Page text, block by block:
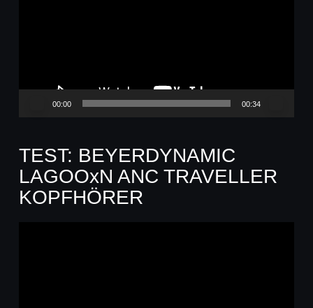
00:00 00:34
TEST: BEYERDYNAMIC
LAGOOxN ANC TRAVELLER
KOPFHÖRER